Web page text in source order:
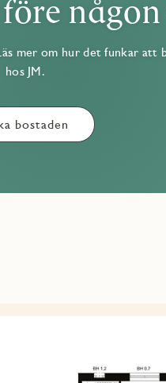
mer om hur det funkar att
hos JM.
bostaden